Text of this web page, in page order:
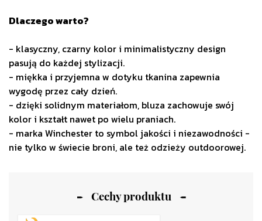
Cechy produktu
Dlaczego warto?
- klasyczny, czarny kolor i minimalistyczny design
pasują do każdej stylizacji.
- miękka i przyjemna w dotyku tkanina zapewnia
wygodę przez cały dzień.
- dzięki solidnym materiałom, bluza zachowuje swój
kolor i kształt nawet po wielu praniach.
- marka Winchester to symbol jakości i niezawodności -
nie tylko w świecie broni, ale też odzieży outdoorowej.